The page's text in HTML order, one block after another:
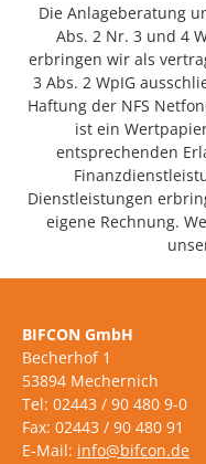
Die Anlageberatung
Abs. 2 Nr. 3 und 4
erbringen wir als
3 Abs. 2 WpIG
Haftung der NFS
ist ein
entsprechenden
Dienstleistungen
eigene Rechnung.
BIFCON GmbH
Becherhof 1
53894 Mechernich
Tel: 02443 / 90 480 9-0
Fax: 02443 / 90 480 91
E-Mail: info@bifcon.de